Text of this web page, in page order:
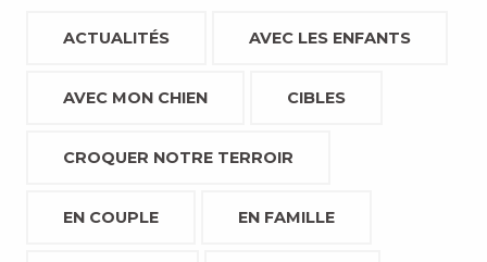
ACTUALITÉS AVEC LES ENFANTS
AVEC MON CHIEN CIBLES
CROQUER NOTRE TERROIR
EN COUPLE EN FAMILLE